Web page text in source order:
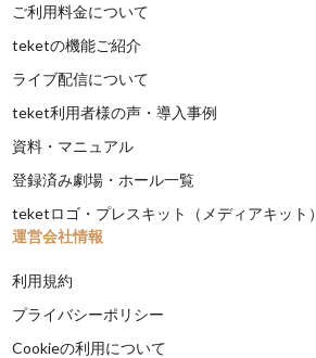
ご利用料金について
teketの機能ご紹介
ライブ配信について
teket利用者様の声・導入事例
資料・マニュアル
登録済み劇場・ホール一覧
teketロゴ・プレスキット（メディアキット）
運営会社情報
利用規約
プライバシーポリシー
Cookieの利用について